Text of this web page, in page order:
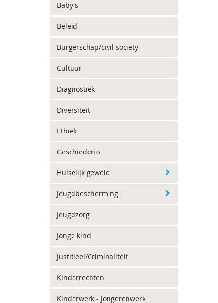
Baby's
Beleid
Burgerschap/civil society
Cultuur
Diagnostiek
Diversiteit
Ethiek
Geschiedenis
Huiselijk geweld
Jeugdbescherming
Jeugdzorg
Jonge kind
Justitieel/Criminaliteit
Kinderrechten
Kinderwerk - Jongerenwerk